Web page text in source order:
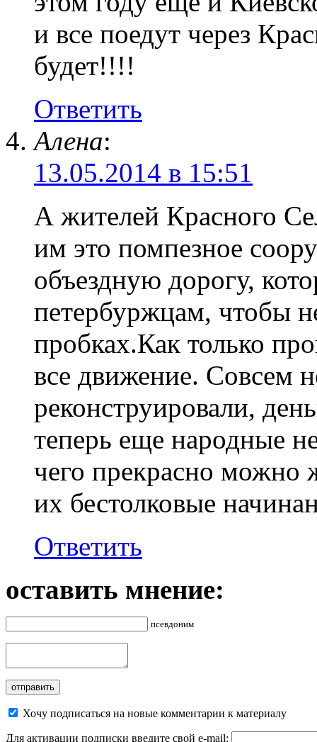
и все поедут через
будет!!!!
Ответить
Алена:
13.05.2014 в 15:51
А жителей Красного
им это помпезное
объездную дорогу,
петербуржцам, чтобы
пробках.Как только
все движение. Совсем
реконструировали,
теперь еще народные
чего прекрасно можно
их бестолковые
Ответить
оставить мнение:
псевдоним
Хочу подписаться на новые комментарии к материалу
Для активации подписки введите свой e-mail: